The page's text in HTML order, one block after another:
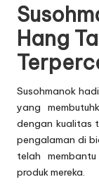
Hang
Susohmanok
yang
dengan kualitas
pengalaman di
telah
produk mereka.